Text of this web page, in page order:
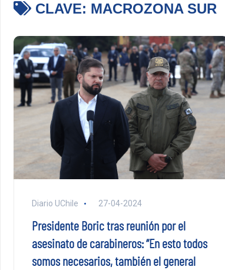
CLAVE: MACROZONA SUR
Diario UChile 27-04-2024
Presidente Boric tras reunión por el
asesinato de carabineros: “En esto todos
somos necesarios, también el general